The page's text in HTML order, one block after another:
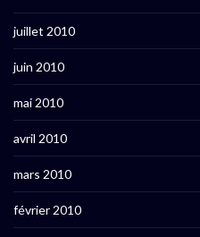
juillet 2010
juin 2010
mai 2010
avril 2010
mars 2010
février 2010